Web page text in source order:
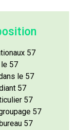
57
57
le 57
57
57
57
57